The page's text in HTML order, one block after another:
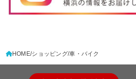
HOME ショッピング 車・バイク